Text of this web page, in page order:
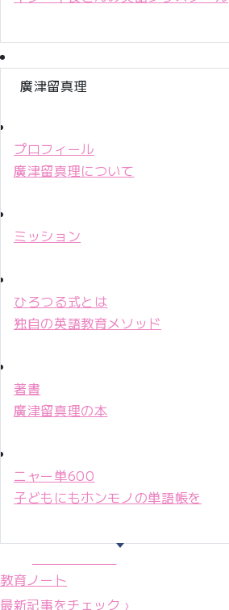
廣津留真理
プロフィール
廣津留真理について
ミッション
ひろつる式とは
独自の英語教育メソッド
著書
廣津留真理の本
ニャー単600
子どもにもホンモノの単語帳を
教育ノート
最新記事をチェック ›